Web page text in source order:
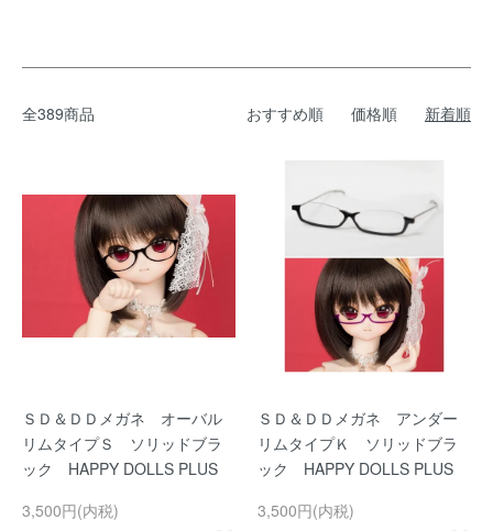
全389商品 おすすめ順 価格順 新着順
ＳＤ＆ＤＤメガネ オーバル
リムタイプＳ ソリッドブラ
ック HAPPY DOLLS PLUS
3,500円(内税)
ＳＤ＆ＤＤメガネ アンダー
リムタイプＫ ソリッドブラ
ック HAPPY DOLLS PLUS
3,500円(内税)